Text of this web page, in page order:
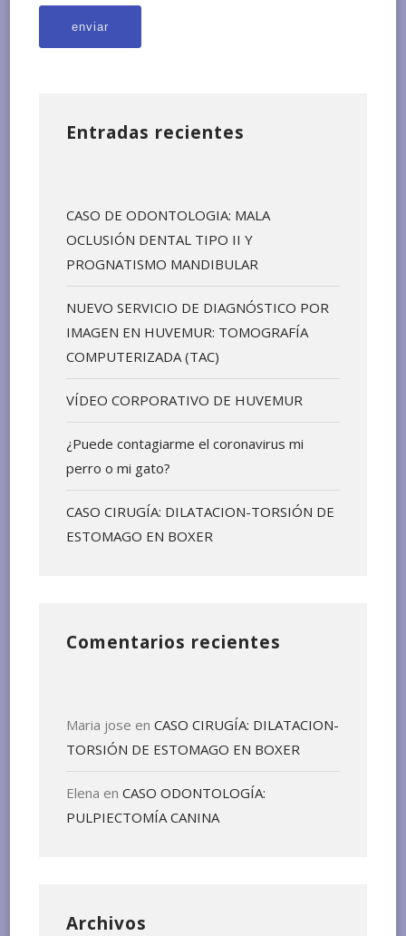
Entradas recientes
CASO DE ODONTOLOGIA: MALA
OCLUSIÓN DENTAL TIPO II Y
PROGNATISMO MANDIBULAR
NUEVO SERVICIO DE DIAGNÓSTICO POR
IMAGEN EN HUVEMUR: TOMOGRAFÍA
COMPUTERIZADA (TAC)
VÍDEO CORPORATIVO DE HUVEMUR
¿Puede contagiarme el coronavirus mi
perro o mi gato?
CASO CIRUGÍA: DILATACION-TORSIÓN DE
ESTOMAGO EN BOXER
Comentarios recientes
Maria jose enCASO CIRUGÍA: DILATACION-
TORSIÓN DE ESTOMAGO EN BOXER
Elena enCASO ODONTOLOGÍA:
PULPIECTOMÍA CANINA
Archivos